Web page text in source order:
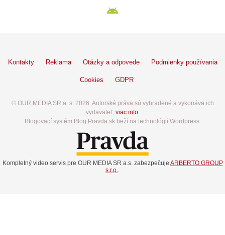
Kontakty Reklama Otázky a odpovede Podmienky používania
Cookies GDPR
© OUR MEDIA SR a. s. 2026. Autorské práva sú vyhradené a vykonáva ich
vydavateľ, viac info.
Blogovací systém Blog.Pravda.sk beží na technológií Wordpress.
Kompletný video servis pre OUR MEDIA SR a.s. zabezpečuje ARBERTO GROUP
s.r.o.